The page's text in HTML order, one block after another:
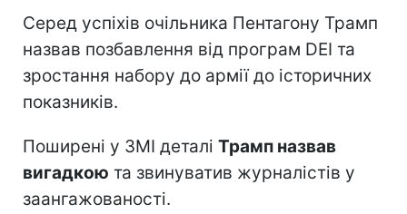
Серед успіхів очільника Пентагону Трамп
назвав позбавлення від програм DEI та
зростання набору до армії до історичних
показників.
Поширені у ЗМІ деталі Трамп назвав
вигадкою та звинуватив журналістів у
заангажованості.